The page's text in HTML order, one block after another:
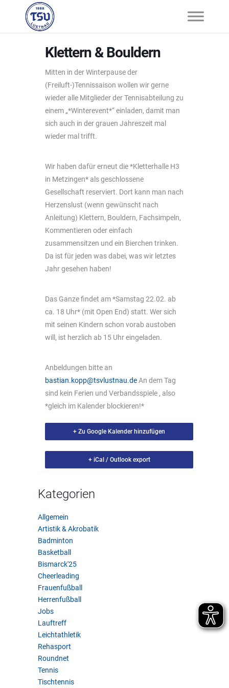
Klettern & Bouldern
Mitten in der Winterpause der
(Freiluft-)Tennissaison wollen wir gerne
wieder alle Mitglieder der Tennisabteilung zu
einem „*Winterevent*“ einladen, damit man
sich auch in der grauen Jahreszeit mal
wieder mal trifft.
Wir haben dafür erneut die *Kletterhalle H3
in Metzingen* als geschlossene
Gesellschaft reserviert. Dort kann man nach
Herzenslust (wenn gewünscht nach
Anleitung) Klettern, Bouldern, Fachsimpeln,
Kommentieren oder einfach
zusammensitzen und ein Bierchen trinken.
Da ist für jeden was dabei, was wir letztes
Jahr gesehen haben!
Das Ganze findet am *Samstag 22.02. ab
ca. 18 Uhr* (mit Open End) statt. Wer sich
mit seinen Kindern schon vorab austoben
will, ist herzlich ab 15 Uhr eingeladen.
Anbeldungen bitte an
bastian.kopp@tsvlustnau.deAn dem Tag
sind kein Ferien und Verbandsspiele , also
*gleich im Kalender blockieren!*
+ Zu Google Kalender hinzufügen
+ iCal / Outlook export
Kategorien
Allgemein
Artistik & Akrobatik
Badminton
Basketball
Bismarck'25
Cheerleading
Frauenfußball
Herrenfußball
Jobs
Lauftreff
Leichtathletik
Rehasport
Roundnet
Tennis
Tischtennis